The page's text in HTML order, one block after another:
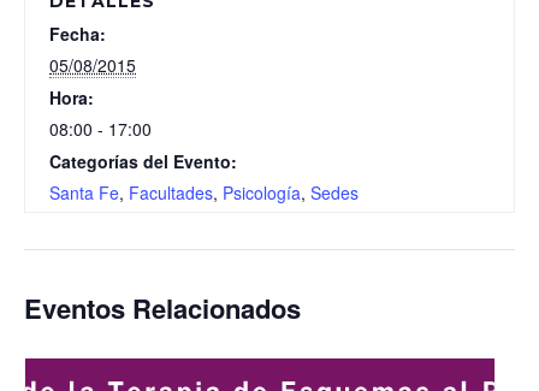
Fecha:
05/08/2015
Hora:
08:00 - 17:00
Categorías del Evento:
Santa Fe, Facultades, Psicología, Sedes
Eventos Relacionados